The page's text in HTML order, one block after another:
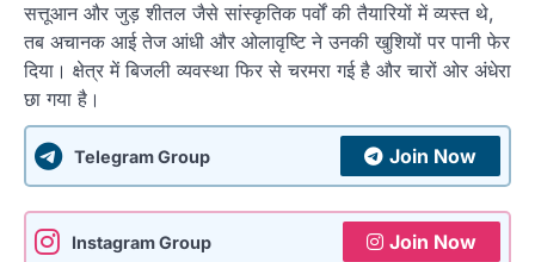
सत्तूआन और जुड़ शीतल जैसे सांस्कृतिक पर्वों की तैयारियों में व्यस्त थे,
तब अचानक आई तेज आंधी और ओलावृष्टि ने उनकी खुशियों पर पानी फेर
दिया। क्षेत्र में बिजली व्यवस्था फिर से चरमरा गई है और चारों ओर अंधेरा
छा गया है।
Telegram Group Join Now
Instagram Group Join Now